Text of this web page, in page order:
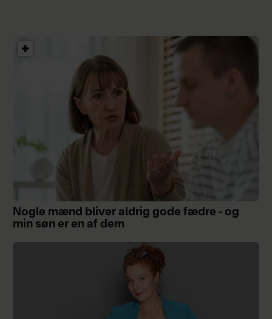
Nogle mænd bliver aldrig gode fædre - og
min søn er en af dem